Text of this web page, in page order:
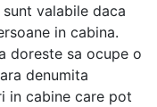
valabile daca
in cabina.
doreste sa ocupe o
denumita
in cabine care pot